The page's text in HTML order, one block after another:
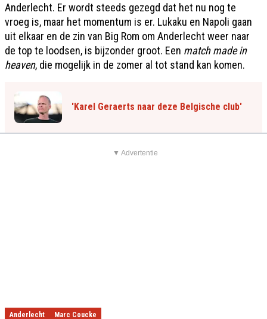
Anderlecht. Er wordt steeds gezegd dat het nu nog te
vroeg is, maar het momentum is er. Lukaku en Napoli gaan
uit elkaar en de zin van Big Rom om Anderlecht weer naar
de top te loodsen, is bijzonder groot. Een match made in
heaven, die mogelijk in de zomer al tot stand kan komen.
'Karel Geraerts naar deze Belgische club'
▼ Advertentie
Anderlecht Marc Coucke